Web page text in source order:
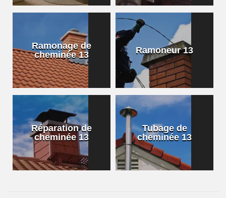
Ramonage de
cheminée 13
Ramoneur 13
Réparation de
cheminée 13
Tubage de
cheminée 13